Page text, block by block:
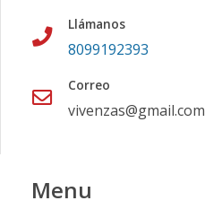
Llámanos
8099192393
Correo
vivenzas@gmail.com
Menu